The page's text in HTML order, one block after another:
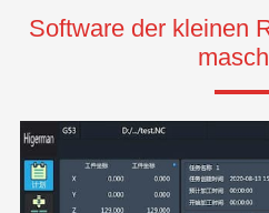
Software der kleinen